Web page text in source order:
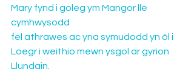
Mary fynd i goleg ym Mangor lle
cymhwysodd
fel athrawes ac yna symudodd yn ôl i
Loegr i weithio mewn ysgol ar gyrion
Llundain.